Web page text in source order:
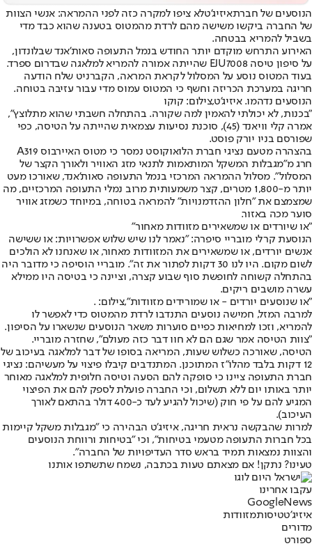
הנוסעים של חברתאיזיג'טלא ציפו למקרה כזה לפני ההמראה: אנשי הצוות
של החברה ביקשו משישה מהם לרדת מהמטוס בטענה שהוא כבד מדי
בשביל להמריא בבטחה.
האירוע התרחש מוקדם יותר החודש בנמל התעופה סאות'אנד שבלונדון,
על סיפון טיסה EJU7008 שהייתה אמורה להמריא למלאגה שבדרום ספרד.
בעוד המטוס נוסע על המסלול לקראת המראה, הקברניט שלח הודעה
חריגה במערכת הכריזה וחשף כי המטוס עמוס מדי עבור עזיבה בטוחה.
הנוסעים נדהמו. איזיג'ט,צילום: קוקו
"בכנות, לא יכולתי להאמין למה שקורה. בהתחלה חשבתי שהוא מתלוצץ",
אמרה קלי וויאנד (45), סוכנת נסיעות עצמאית שהייתה על הטיסה, כפי
שפורסם בניו יורק פוסט.
בהצהרה מטעם נציגי חברת הלואוקוסט נמסר כי מטוס האיירבוס A319
חרג מ"מגבלות המשקל המותאמות לתנאי מזג האוויר ולאורך הקצר של
המסלול". מסלול ההמראה המרכזי בנמל התעופה סאות'אנד, שאורכו מעט
יותר מ-1,800 מטרים, קצר משמעותית מרוב נמלי התעופה המרכזיים, מה
שמצמצם את "חלון ההזדמנויות" להמראה בטוחה, במיוחד כשמזג אוויר
סוער מכה באזור.
"או שיורדים או שמשאירים מזוודות מאחור"
הנוסעת קרלי מובריי סיפרה: "נאמר לנו שיש שלוש אפשרויות: או ששישה
אנשים יורדים, או שמשאירים את המזוודות מאחור, או שאנחנו לא הולכים
לשום מקום. היו לנו 30 דקות לפתור את זה". מובריי הוסיפה כי מדובר היה
בהתחלה קשוחה לחופשת סוף שבוע קצרה, וציינה כי בטיסה היו ממילא
עשרה מושבים ריקים.
"או שנוסעים יורדים - או שמורידים מזוודות",צילום: .
למרבה המזל, חמישה נוסעים התנדבו לרדת מהמטוס כדי לאפשר לו
להמריא, וזכו למחיאות כפיים סוערות משאר הנוסעים שנשארו על הסיפון.
"צוות הטיסה אמר שגם הם לא חוו דבר כזה מעולם", שחזרה מובריי.
הטיסה, שאורכה כשלוש שעות, המריאה בסופו של דבר למלאגה בעיכוב של
12 דקות בלבד מהלו"ז המתוכנן. המתנדבים קיבלו פיצוי על מעשיהם: נציגי
חברת התעופה ציינו כי סופקה להם הסעה וטיסה חלופית למלאגה מאוחר
יותר באותו יום ללא תשלום, וכי החברה פועלת לספק להם את הפיצוי
המגיע להם על פי חוק (שיכול להגיע לעד כ-400 דולר בהתאם לאורך
העיכוב).
למרות שהבקשה נראית חריגה, איזיג'ט הבהירה כי "מגבלות משקל קיימות
בכל חברות התעופה מטעמי בטיחות", וכי "בטיחות ורווחת הנוסעים
והצוות נמצאות תמיד בראש סדר העדיפויות של החברה".
טעינו? נתקן! אם מצאתם טעות בכתבה, נשמח שתשתפו אותנו
עקבו אחרינו
Googl eNews
איזיג'טטיסותמזוודות
מדורים
ספורט